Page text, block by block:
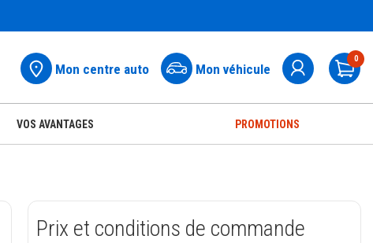
Mon centre auto Mon véhicule
0
VOS AVANTAGES PROMOTIONS
Prix et conditions de commande